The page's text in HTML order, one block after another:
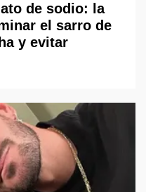
de sodio: la
el sarro de
y evitar